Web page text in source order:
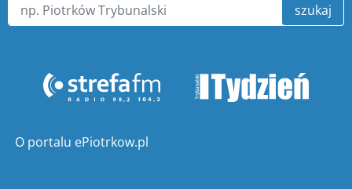
szukaj
O portalu ePiotrkow.pl